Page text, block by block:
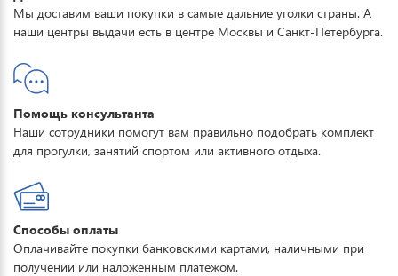
Мы доставим ваши покупки в самые дальние уголки страны. А
наши центры выдачи есть в центре Москвы и Санкт-Петербурга.
Помощь консультанта
Наши сотрудники помогут вам правильно подобрать комплект
для прогулки, занятий спортом или активного отдыха.
Способы оплаты
Оплачивайте покупки банковскими картами, наличными при
получении или наложенным платежом.